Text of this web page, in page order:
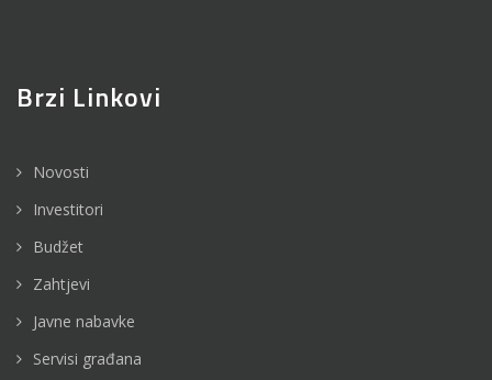
Brzi Linkovi
Novosti
Investitori
Budžet
Zahtjevi
Javne nabavke
Servisi građana